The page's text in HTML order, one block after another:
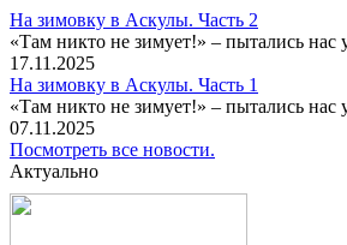
На зимовку в Аскулы. Часть 2
«Там никто не зимует!» – пытались нас
17.11.2025
На зимовку в Аскулы. Часть 1
«Там никто не зимует!» – пытались нас
07.11.2025
Посмотреть все новости.
Актуально